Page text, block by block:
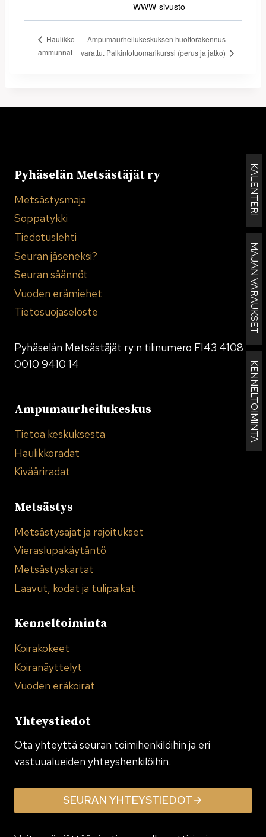
KALENTERI
MAJAN VARAUKSET
KENNELTOIMINTA
WWW-sivusto
Haulikko
ammunnat
Ampumaurheilukeskuksen huoltorakennus
varattu. Palkintotuomarikurssi (perus ja jatko)
Pyhäselän Metsästäjät ry
Metsästysmaja
Soppatykki
Tiedotuslehti
Seuran jäseneksi?
Seuran säännöt
Vuoden erämiehet
Tietosuojaseloste
Pyhäselän Metsästäjät ry:n tilinumero FI43 4108
0010 9410 14
Ampumaurheilukeskus
Tietoa keskuksesta
Haulikkoradat
Kivääriradat
Metsästys
Metsästysajat ja rajoitukset
Vieraslupakäytäntö
Metsästyskartat
Laavut, kodat ja tulipaikat
Kenneltoiminta
Koirakokeet
Koiranäyttelyt
Vuoden eräkoirat
Yhteystiedot
Ota yhteyttä seuran toimi­henkilöihin ja eri
vastuualueiden yhteyshenkilöihin.
SEURAN YHTEYSTIEDOT